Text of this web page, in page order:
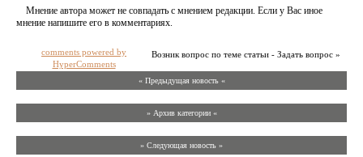
Мнение автора может не совпадать с мнением редакции. Если у Вас иное
мнение напишите его в комментариях.
Возник вопрос по теме статьи - Задать вопрос »
comments powered by
HyperComments
« Предыдущая новость «
» Архив категории «
» Следующая новость »